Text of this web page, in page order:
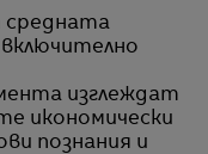
средната
изглеждат
икономически
познания и